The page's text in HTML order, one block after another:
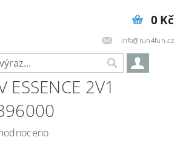
info@run4fun.cz
0 Kč
ESSENCE 2V1